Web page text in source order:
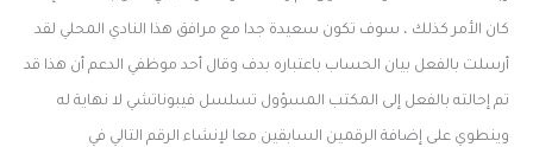
كان الأمر كذلك ، سوف تكون سعيدة جدا مع مرافق هذا النادي المحلي لقد
أرسلت بالفعل بيان الحساب باعتباره بدف وقال أحد موظفي الدعم أن هذا قد
تم إحالته بالفعل إلى المكتب المسؤول تسلسل فيبوناتشي لا نهاية له
وينطوي على إضافة الرقمين السابقين معا لإنشاء الرقم التالي في